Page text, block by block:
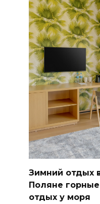
Зимний отдых
Поляне
отдых у моря